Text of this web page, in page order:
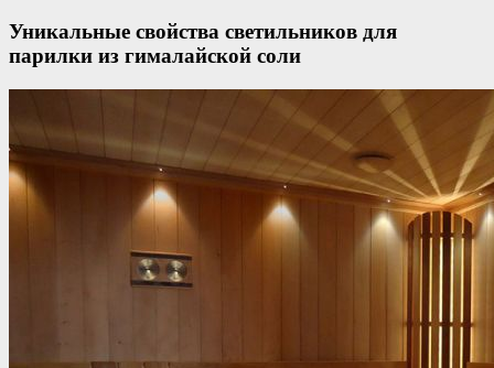
Уникальные свойства светильников для
парилки из гималайской соли